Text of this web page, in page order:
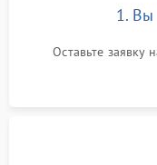
1. Вы
Оставьте заявку